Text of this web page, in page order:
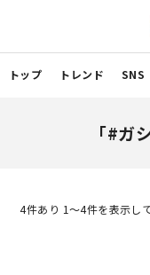
トップ トレンド SNS
「#ガ
4件あり 1〜4件を表示し